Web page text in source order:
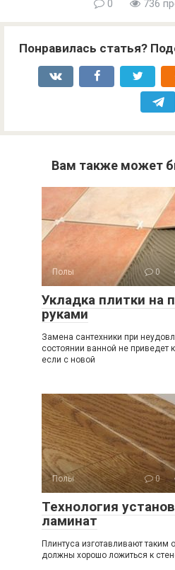
0
736
Понравилась статья?
Вам также может
Полы 0
Укладка плитки на
руками
Замена сантехники при
состоянии ванной не приведет
если с новой
Полы 0
Технология
ламинат
Плинтуса изготавливают таким
должны хорошо ложиться к